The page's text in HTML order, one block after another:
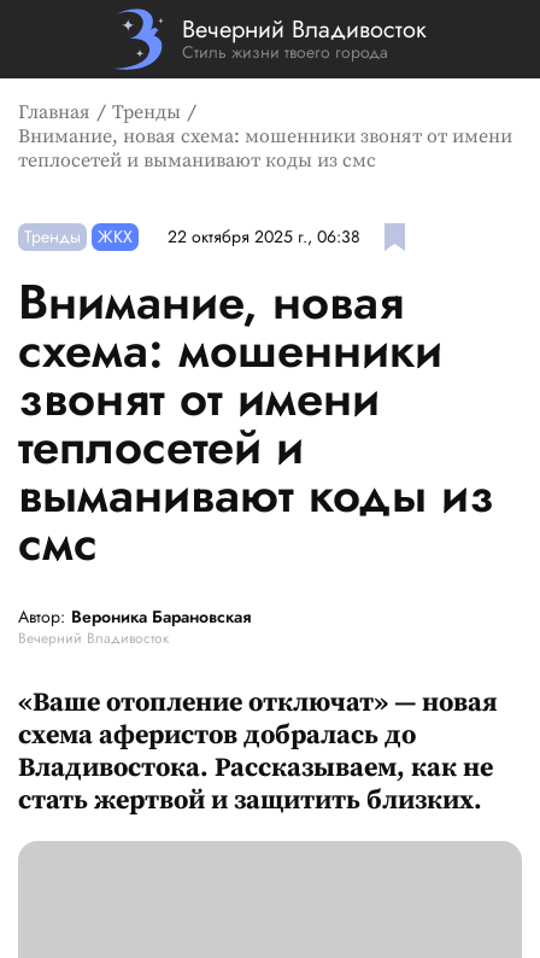
Вечерний Владивосток
Стиль жизни твоего города
Главная
Тренды
Внимание, новая схема: мошенники звонят от имени
теплосетей и выманивают коды из смс
Тренды ЖКХ 22 октября 2025 г., 06:38
Внимание, новая
схема: мошенники
звонят от имени
теплосетей и
выманивают коды из
смс
Автор: Вероника Барановская
Вечерний Владивосток
«Ваше отопление отключат» — новая
схема аферистов добралась до
Владивостока. Рассказываем, как не
стать жертвой и защитить близких.